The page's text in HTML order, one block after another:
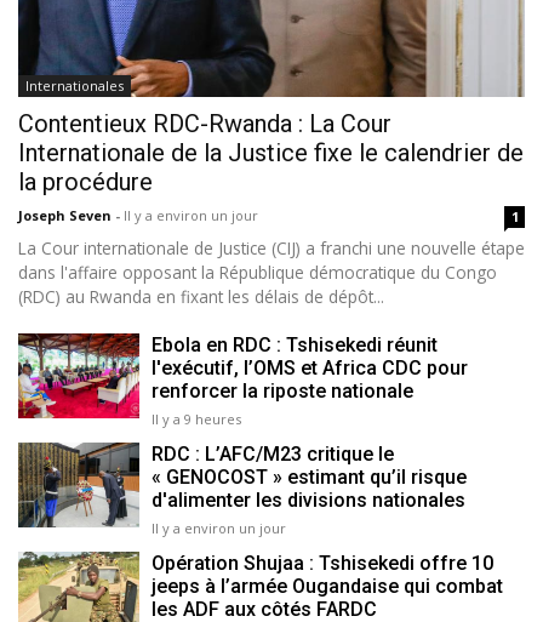
Internationales
Contentieux RDC-Rwanda : La Cour
Internationale de la Justice fixe le calendrier de
la procédure
Joseph Seven - Il y a environ un jour 1
La Cour internationale de Justice (CIJ) a franchi une nouvelle étape
dans l'affaire opposant la République démocratique du Congo
(RDC) au Rwanda en fixant les délais de dépôt...
Ebola en RDC : Tshisekedi réunit
l'exécutif, l’OMS et Africa CDC pour
renforcer la riposte nationale
Il y a 9 heures
RDC : L’AFC/M23 critique le
« GENOCOST » estimant qu’il risque
d'alimenter les divisions nationales
Il y a environ un jour
Opération Shujaa : Tshisekedi offre 10
jeeps à l’armée Ougandaise qui combat
les ADF aux côtés FARDC